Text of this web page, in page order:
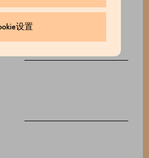
设置
大茴香、姜、芫荽、柠檬
、向日葵花瓣